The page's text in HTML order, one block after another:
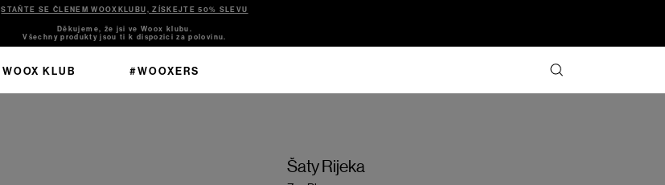
STAŇTE SE ČLENEM WOOXKLUBU, ZÍSKEJTE 50% SLEVU
Děkujeme, že jsi ve Woox klubu.
Všechny produkty jsou ti k dispozici za polovinu.
WOOX KLUB #WOOXERS
Šaty Rijeka